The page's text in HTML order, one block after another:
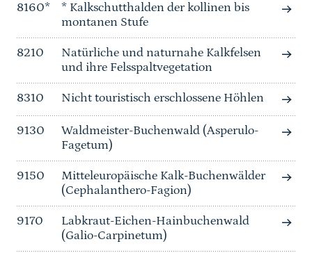
8160*
* Kalkschutthalden der kollinen bis
montanen Stufe
8210
Natürliche und naturnahe Kalkfelsen
und ihre Felsspaltvegetation
8310 Nicht touristisch erschlossene Höhlen
9130
Waldmeister-Buchenwald (Asperulo-
Fagetum)
9150
Mitteleuropäische Kalk-Buchenwälder
(Cephalanthero-Fagion)
9170
Labkraut-Eichen-Hainbuchenwald
(Galio-Carpinetum)